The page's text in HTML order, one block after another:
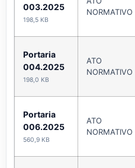
003.2025
198,5 KB
NORMATIVO
Portaria
004.2025
198,0 KB
ATO
NORMATIVO
Portaria
006.2025
560,9 KB
ATO
NORMATIVO